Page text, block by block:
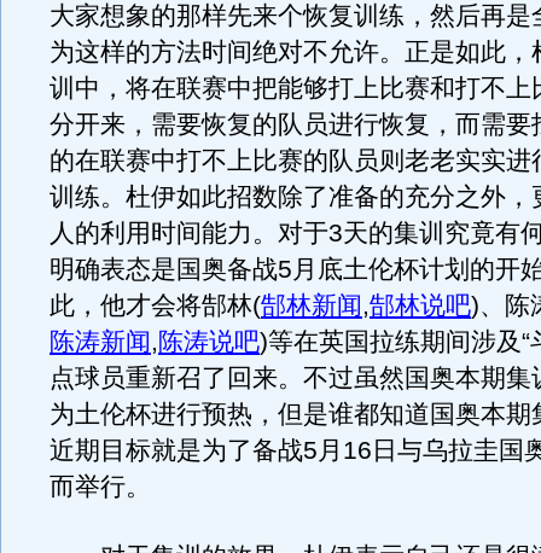
大家想象的那样先来个恢复训练，然后再是
为这样的方法时间绝对不允许。正是如此，
训中，将在联赛中把能够打上比赛和打不上
分开来，需要恢复的队员进行恢复，而需要
的在联赛中打不上比赛的队员则老老实实进
训练。杜伊如此招数除了准备的充分之外，
人的利用时间能力。对于3天的集训究竟有
明确表态是国奥备战5月底土伦杯计划的开
此，他才会将郜林(郜林新闻,郜林说吧)、陈
陈涛新闻,陈涛说吧)等在英国拉练期间涉及“
点球员重新召了回来。不过虽然国奥本期集
为土伦杯进行预热，但是谁都知道国奥本期
近期目标就是为了备战5月16日与乌拉圭国
而举行。